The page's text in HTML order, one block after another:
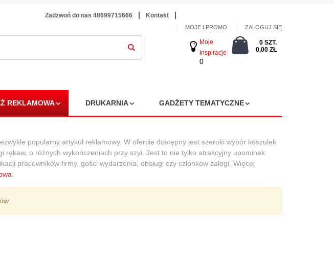
Zadzwoń do nas 48699715666 Kontakt
MOJE LPROMO ZALOGUJ SIĘ
Moje
inspiracje
0
0 SZT.
0,00 ZŁ
REKLAMOWA DRUKARNIA GADŻETY TEMATYCZNE
popularny artykuł reklamowy. W ofercie dostępny jest szeroki wybór koszulek
rękaw, o różnych wykończeniach przy szyi. Jest to nie tylko atrakcyjny upominek
pracowników firmy, gości wydarzenia, obsługi czy członków załogi. Więcej